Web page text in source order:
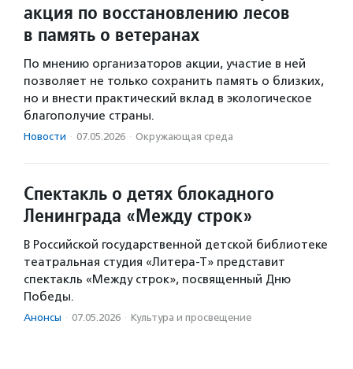
акция по восстановлению лесов
в память о ветеранах
По мнению организаторов акции, участие в ней
позволяет не только сохранить память о близких,
но и внести практический вклад в экологическое
благополучие страны.
Новости · 07.05.2026 · Окружающая среда
Спектакль о детях блокадного
Ленинграда «Между строк»
В Российской государственной детской библиотеке
театральная студия «Литера-Т» представит
спектакль «Между строк», посвященный Дню
Победы.
Анонсы · 07.05.2026 · Культура и просвещение